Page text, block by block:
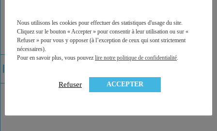
Nous utilisons les cookies pour effectuer des statistiques d'usage du site.
Cliquez sur le bouton « Accepter » pour consentir à leur utilisation ou sur «
Refuser » pour vous y opposer (à l’exception de ceux qui sont strictement
nécessaires).
Pour en savoir plus, vous pouvez lire notre politique de confidentialité
Refuser ACCEPTER